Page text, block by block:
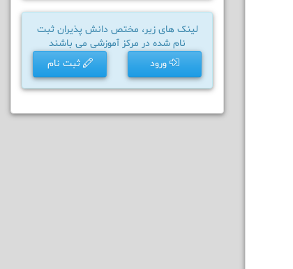
لینک های زیر، مختص دانش پذیران ثبت
نام شده در مرکز آموزشی می باشند
ورود
ثبت نام